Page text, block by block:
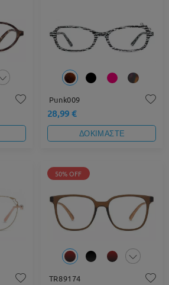
Punk009
28,99 €
ΔΟΚΙΜΑΣΤΕ
50% OFF
TR89174